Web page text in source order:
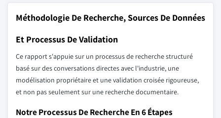
Méthodologie De Recherche, Sources De Données
Et Processus De Validation
Ce rapport s'appuie sur un processus de recherche structuré
basé sur des conversations directes avec l'industrie, une
modélisation propriétaire et une validation croisée rigoureuse,
et non pas seulement sur une recherche documentaire.
Notre Processus De Recherche En 6 Étapes